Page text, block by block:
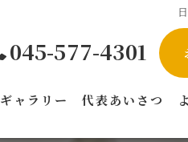
045-577-4301
ギャラリー 代表あいさつ